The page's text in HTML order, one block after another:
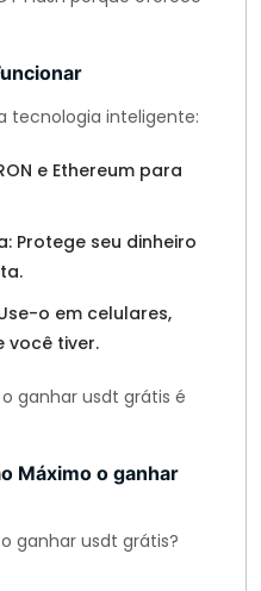
tecnologia inteligente:
e Ethereum para
Protege seu dinheiro
o em celulares,
tiver.
ganhar usdt grátis é
Máximo o ganhar
ganhar usdt grátis?